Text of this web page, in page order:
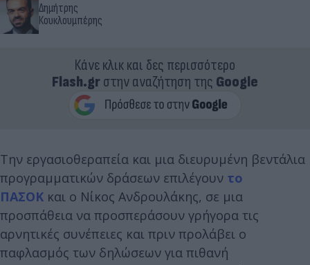
Δημήτρης
Κουκλουμπέρης
Κάνε κλικ και δες περισσότερο
Flash.grστην αναζήτηση της Google
Την εργασιοθεραπεία και μια διευρυμένη βεντάλια
προγραμματικών δράσεων επιλέγουν το
ΠΑΣΟΚ και ο Νίκος Ανδρουλάκης, σε μια
προσπάθεια να προσπεράσουν γρήγορα τις
αρνητικές συνέπειες και πριν προλάβει ο
παφλασμός των δηλώσεων για πιθανή